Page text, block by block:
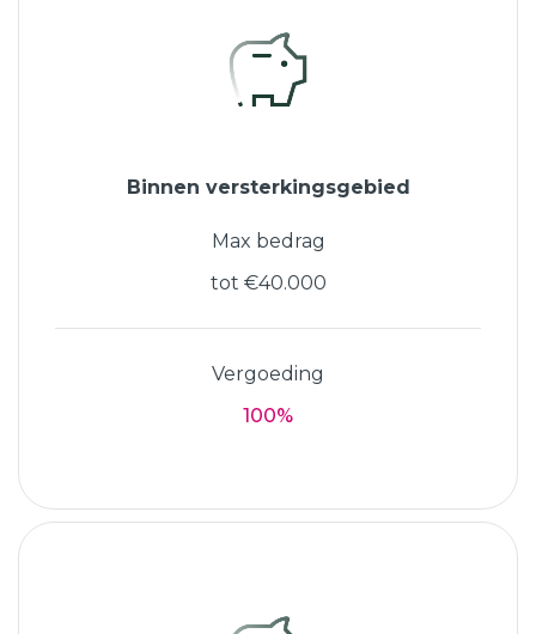
Binnen versterkingsgebied
Max bedrag
tot €40.000
Vergoeding
100%